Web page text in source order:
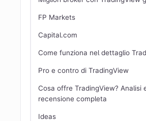
FP Markets
Capital.com
Come funziona nel dettaglio
Pro e contro di TradingView
Cosa offre TradingView? Analisi
recensione completa
Ideas